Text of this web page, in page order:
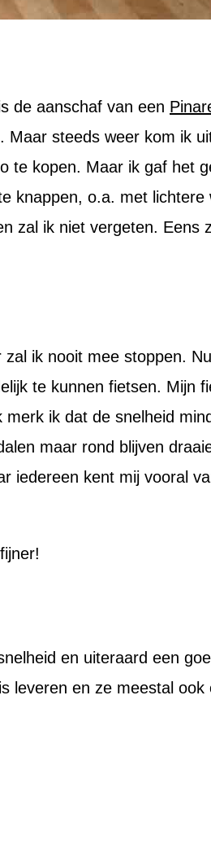
de aanschaf van een
steeds weer kom ik
te kopen. Maar ik gaf het
knappen, o.a. met lichtere
zal ik niet vergeten. Eens
ik nooit mee stoppen.
te kunnen fietsen. Mijn
ik dat de snelheid
maar rond blijven
iedereen kent mij vooral
en uiteraard een
leveren en ze meestal